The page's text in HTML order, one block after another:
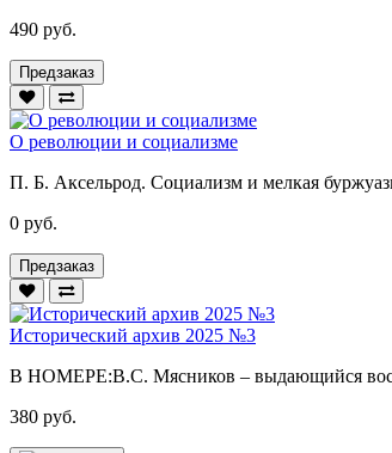
490 руб.
Предзаказ
О революции и социализме
П. Б. Аксельрод. Социализм и мелкая
0 руб.
Предзаказ
Исторический архив 2025 №3
В НОМЕРЕ:В.С. Мясников – выдающийся
380 руб.